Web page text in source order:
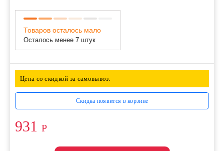
Товаров осталось мало
Осталось менее 7 штук
Цена со скидкой за самовывоз:
Скидка появится в корзине
931 Р